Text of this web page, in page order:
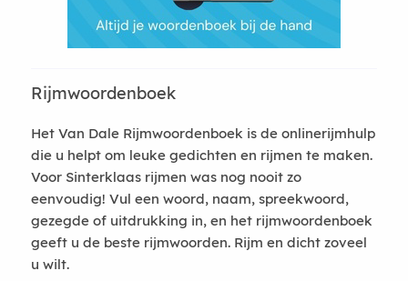
Rijmwoordenboek
Het Van Dale Rijmwoordenboek is de onlinerijmhulp
die u helpt om leuke gedichten en rijmen te maken.
Voor Sinterklaas rijmen was nog nooit zo
eenvoudig! Vul een woord, naam, spreekwoord,
gezegde of uitdrukking in, en het rijmwoordenboek
geeft u de beste rijmwoorden. Rijm en dicht zoveel
u wilt.